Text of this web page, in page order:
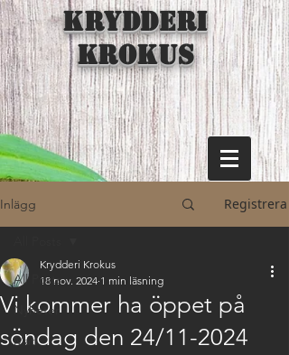
KRYDDERI
KROKUS
Inlägg Registrera
All Posts
Nyheter
Mat
Vi kommer ha öppet på
söndag den 24/11-2024
Krydderi Krokus
18 nov. 2024 1 min läsning